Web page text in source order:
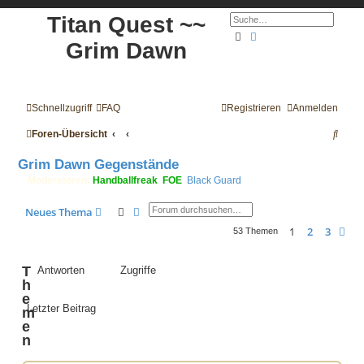
Titan Quest ~~
Grim Dawn
SucheErweiterte Suche
Schnellzugriff FAQ Anmelden
Registrieren
Foren-Übersicht
S
Grim Dawn Gegenstände
Moderatoren: Handballfreak FOE Black Guard
Neues Thema SucheErweiterte Suche
53 Themen 1 2 3
T
h
e
m
e
n
Antworten Zugriffe
Letzter Beitrag